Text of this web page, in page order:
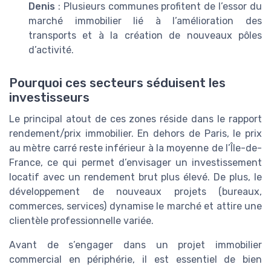
Denis : Plusieurs communes profitent de l’essor du
marché immobilier lié à l’amélioration des
transports et à la création de nouveaux pôles
d’activité.
Pourquoi ces secteurs séduisent les
investisseurs
Le principal atout de ces zones réside dans le rapport
rendement/prix immobilier. En dehors de Paris, le prix
au mètre carré reste inférieur à la moyenne de l’Île-de-
France, ce qui permet d’envisager un investissement
locatif avec un rendement brut plus élevé. De plus, le
développement de nouveaux projets (bureaux,
commerces, services) dynamise le marché et attire une
clientèle professionnelle variée.
Avant de s’engager dans un projet immobilier
commercial en périphérie, il est essentiel de bien